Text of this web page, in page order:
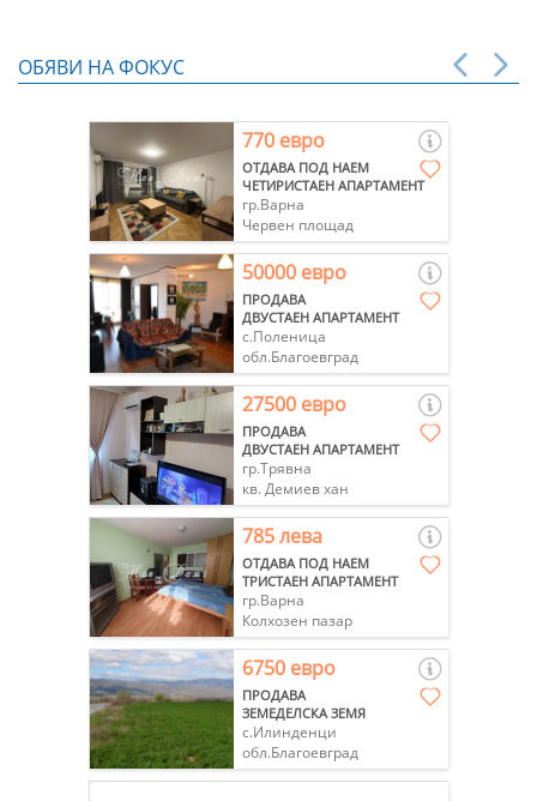
ОБЯВИ НА ФОКУС
770 евро
ОТДАВА ПОД НАЕМ
ЧЕТИРИСТАЕН АПАРТАМЕНТ
гр.Варна
Червен площад
50000 евро
ПРОДАВА
ДВУСТАЕН АПАРТАМЕНТ
с.Поленица
обл.Благоевград
27500 евро
ПРОДАВА
ДВУСТАЕН АПАРТАМЕНТ
гр.Трявна
кв. Демиев хан
785 лева
ОТДАВА ПОД НАЕМ
ТРИСТАЕН АПАРТАМЕНТ
гр.Варна
Колхозен пазар
6750 евро
ПРОДАВА
ЗЕМЕДЕЛСКА ЗЕМЯ
с.Илинденци
обл.Благоевград